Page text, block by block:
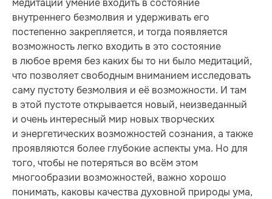
медитации умение входить в состояние
внутреннего безмолвия и удерживать его
постепенно закрепляется, и тогда появляется
возможность легко входить в это состояние
в любое время без каких бы то ни было медитаций,
что позволяет свободным вниманием исследовать
саму пустоту безмолвия и её возможности. И там
в этой пустоте открывается новый, неизведанный
и очень интересный мир новых творческих
и энергетических возможностей сознания, а также
проявляются более глубокие аспекты ума. Но для
того, чтобы не потеряться во всём этом
многообразии возможностей, важно хорошо
понимать, каковы качества духовной природы ума,